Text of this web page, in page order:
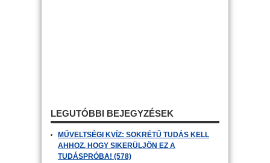
LEGUTÓBBI BEJEGYZÉSEK
MŰVELTSÉGI KVÍZ: SOKRÉTŰ TUDÁS KELL
AHHOZ, HOGY SIKERÜLJÖN EZ A
TUDÁSPRÓBA! (578)